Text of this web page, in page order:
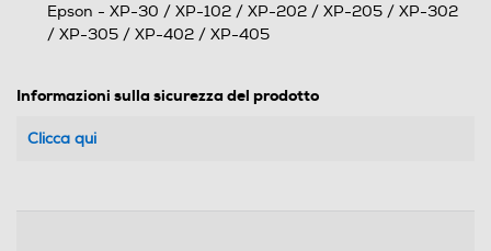
Epson - XP-30 / XP-102 / XP-202 / XP-205 / XP-302
/ XP-305 / XP-402 / XP-405
Informazioni sulla sicurezza del prodotto
Clicca qui